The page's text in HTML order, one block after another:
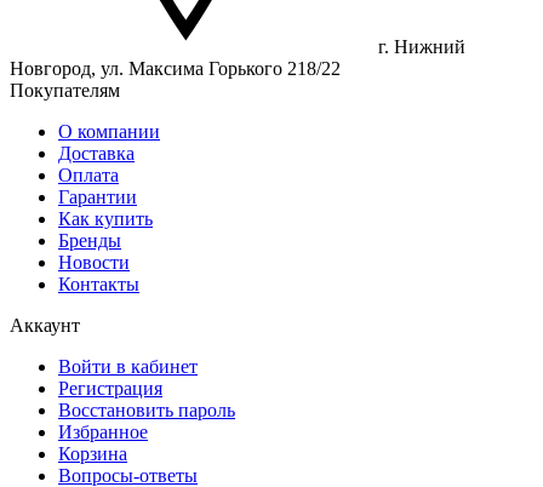
г. Нижний
Новгород, ул. Максима Горького 218/22
Покупателям
О компании
Доставка
Оплата
Гарантии
Как купить
Бренды
Новости
Контакты
Аккаунт
Войти в кабинет
Регистрация
Восстановить пароль
Избранное
Корзина
Вопросы-ответы